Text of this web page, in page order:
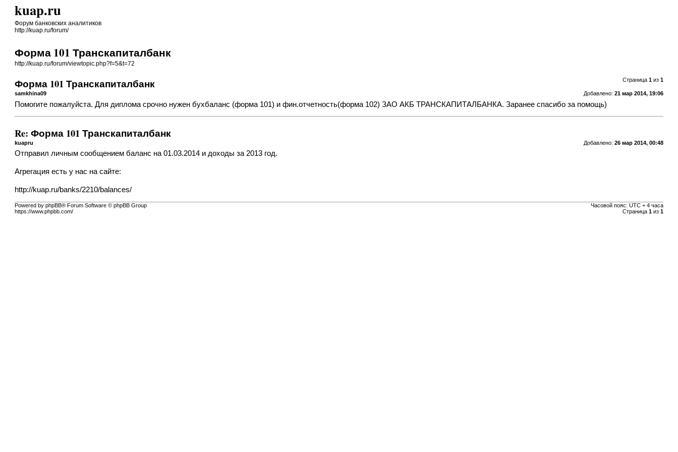
kuap.ru
Форум банковских аналитиков
http://kuap.ru/forum/
Форма 101 Транскапиталбанк
http://kuap.ru/forum/viewtopic.php?f=5&t=72
Страница 1из 1
Форма 101 Транскапиталбанк
Добавлено: 21 мар 2014, 19:06
samkhina09
Помогите пожалуйста. Для диплома срочно нужен бухбаланс (форма 101) и фин.отчетность(форма 102) ЗАО АКБ ТРАНСКАПИТАЛБАНКА. Заранее спасибо за помощь)
Re: Форма 101 Транскапиталбанк
Добавлено: 26 мар 2014, 00:48
kuapru
Отправил личным сообщением баланс на 01.03.2014 и доходы за 2013 год.
Агрегация есть у нас на сайте:
http://kuap.ru/banks/2210/balances/
Часовой пояс: UTC + 4 часа
Страница 1из 1
Powered by phpBB® Forum Software © phpBB Group
https://www.phpbb.com/